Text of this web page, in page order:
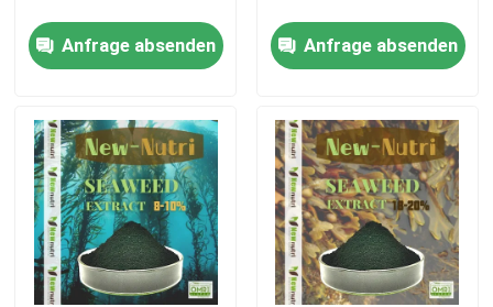
Nach Hause
Kontakte
Produkte
Anfrage absenden Anfrage absenden